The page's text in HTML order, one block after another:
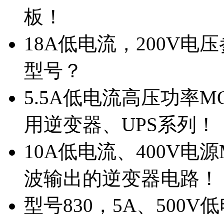
板！
18A低电流，200V电
型号？
5.5A低电流高压功率
用逆变器、UPS系列！
10A低电流、400V电
波输出的逆变器电路！
型号830，5A、500V